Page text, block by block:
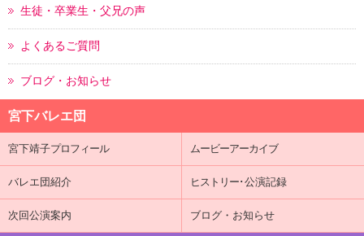
生徒・卒業生・父兄の声
よくあるご質問
ブログ・お知らせ
宮下バレエ団
宮下靖子プロフィール ムービーアーカイブ
バレエ団紹介 ヒストリー･公演記録
次回公演案内 ブログ・お知らせ